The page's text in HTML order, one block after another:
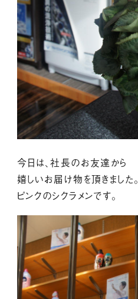
今日は、社長のお友達から
嬉しいお届け物を頂きました。
ピンクのシクラメンです。